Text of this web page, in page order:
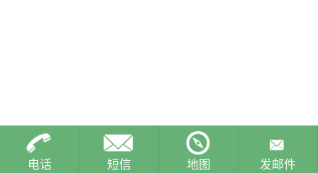
电话 短信 地图 发邮件